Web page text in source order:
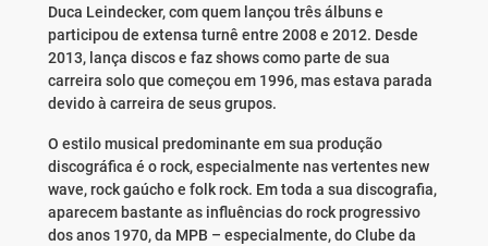
Duca Leindecker, com quem lançou três álbuns e
participou de extensa turnê entre 2008 e 2012. Desde
2013, lança discos e faz shows como parte de sua
carreira solo que começou em 1996, mas estava parada
devido à carreira de seus grupos.
O estilo musical predominante em sua produção
discográfica é o rock, especialmente nas vertentes new
wave, rock gaúcho e folk rock. Em toda a sua discografia,
aparecem bastante as influências do rock progressivo
dos anos 1970, da MPB – especialmente, do Clube da